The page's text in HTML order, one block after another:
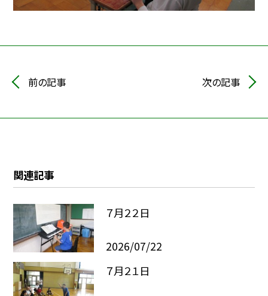
前の記事 次の記事
関連記事
７月２２日
2026/07/22
７月２１日